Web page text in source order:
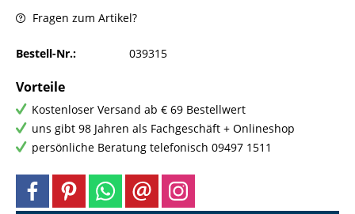
Fragen zum Artikel?
Bestell-Nr.: 039315
Vorteile
Kostenloser Versand ab € 69 Bestellwert
uns gibt 98 Jahren als Fachgeschäft + Onlineshop
persönliche Beratung telefonisch 09497 1511